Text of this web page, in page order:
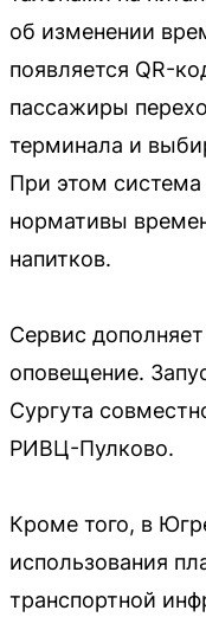
об изменении
появляется QR-
пассажиры
терминала и
При этом
нормативы
напитков.
Сервис
оповещение.
Сургута
РИВЦ-Пулково.
Кроме того, в
использования
транспортной